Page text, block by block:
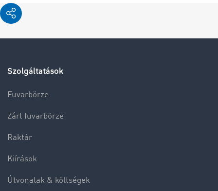
Szolgáltatások
Fuvarbörze
Zárt fuvarbörze
Raktár
Kiírások
Útvonalak & költségek